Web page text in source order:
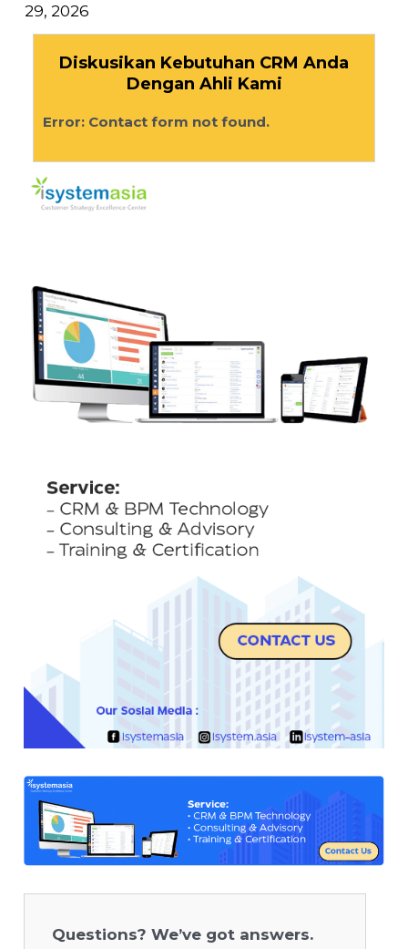
29, 2026
Diskusikan Kebutuhan CRM Anda
Dengan Ahli Kami
Error: Contact form not found.
Questions? We’ve got answers.